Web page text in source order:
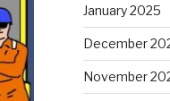
January 2025
December
November